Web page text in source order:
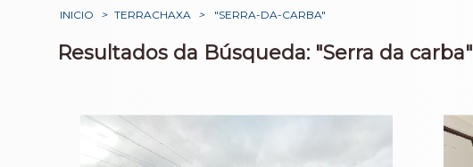
INICIO > TERRACHAXA > "SERRA-DA-CARBA"
Resultados da Búsqueda: "Serra da carba"